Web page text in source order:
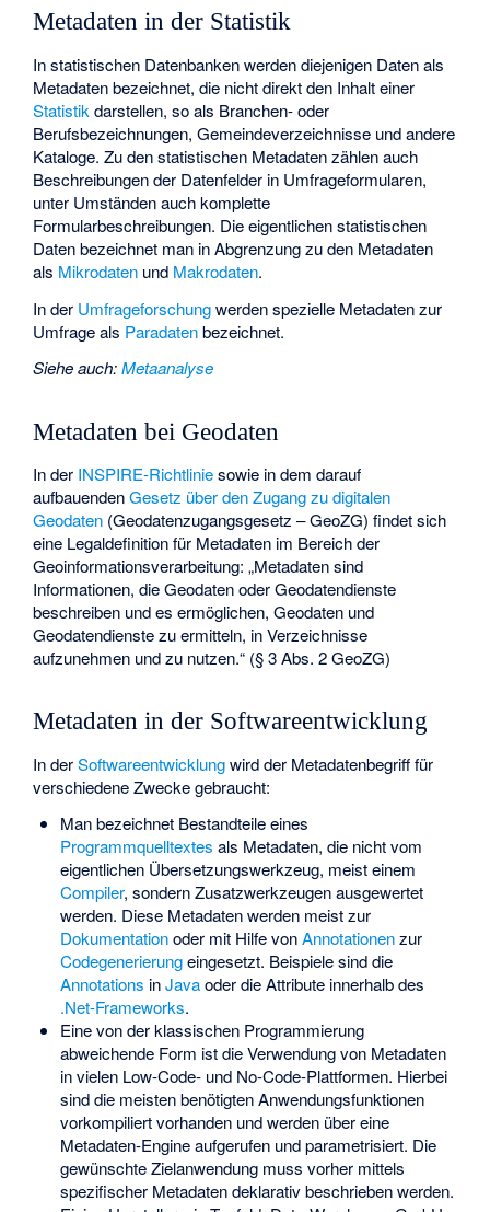
Metadaten in der Statistik
In statistischen Datenbanken werden diejenigen Daten als
Metadaten bezeichnet, die nicht direkt den Inhalt einer
Statistik darstellen, so als Branchen- oder
Berufsbezeichnungen, Gemeindeverzeichnisse und andere
Kataloge. Zu den statistischen Metadaten zählen auch
Beschreibungen der Datenfelder in Umfrageformularen,
unter Umständen auch komplette
Formularbeschreibungen. Die eigentlichen statistischen
Daten bezeichnet man in Abgrenzung zu den Metadaten
als Mikrodaten und Makrodaten.
In der Umfrageforschungwerden spezielle Metadaten zur
Umfrage als Paradatenbezeichnet.
Siehe auch:Metaanalyse
Metadaten bei Geodaten
In der INSPIRE-Richtliniesowie in dem darauf
aufbauendenGesetz über den Zugang zu digitalen
Geodaten (Geodatenzugangsgesetz – GeoZG) findet sich
eine Legaldefinition für Metadaten im Bereich der
Geoinformationsverarbeitung: „Metadaten sind
Informationen, die Geodaten oder Geodatendienste
beschreiben und es ermöglichen, Geodaten und
Geodatendienste zu ermitteln, in Verzeichnisse
aufzunehmen und zu nutzen.“ (§ 3 Abs. 2 GeoZG)
Metadaten in der Softwareentwicklung
In derSoftwareentwicklungwird der Metadatenbegriff für
verschiedene Zwecke gebraucht:
Man bezeichnet Bestandteile eines
Programmquelltextes als Metadaten, die nicht vom
eigentlichen Übersetzungswerkzeug, meist einem
Compiler, sondern Zusatzwerkzeugen ausgewertet
werden. Diese Metadaten werden meist zur
Dokumentationoder mit Hilfe vonAnnotationenzur
Codegenerierungeingesetzt. Beispiele sind die
Annotations inJavaoder die Attribute innerhalb des
.Net-Frameworks.
Eine von der klassischen Programmierung
abweichende Form ist die Verwendung von Metadaten
in vielen Low-Code- und No-Code-Plattformen. Hierbei
sind die meisten benötigten Anwendungsfunktionen
vorkompiliert vorhanden und werden über eine
Metadaten-Engine aufgerufen und parametrisiert. Die
gewünschte Zielanwendung muss vorher mittels
spezifischer Metadaten deklarativ beschrieben werden.